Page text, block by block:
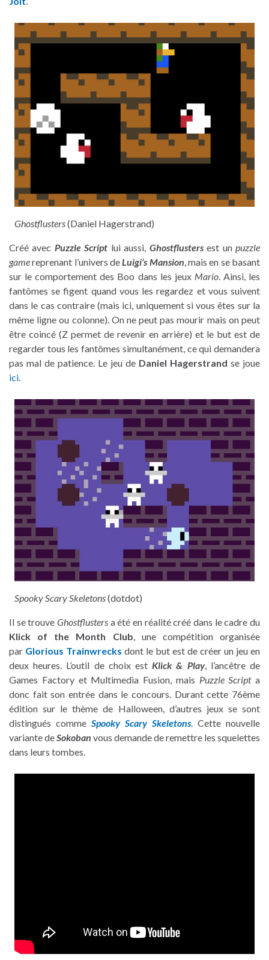
Ghostflusters(Daniel Hagerstrand)
Créé avec Puzzle Script lui aussi, Ghostflusters est unpuzzle
gamereprenant l’univers deLuigi’s Mansion, mais en se basant
sur le comportement des Boo dans les jeux Mario. Ainsi, les
fantômes se figent quand vous les regardez et vous suivent
dans le cas contraire (mais ici, uniquement si vous êtes sur la
même ligne ou colonne). On ne peut pas mourir mais on peut
être coincé (Z permet de revenir en arrière) et le but est de
regarder tous les fantômes simultanément, ce qui demandera
pas mal de patience. Le jeu de Daniel Hagerstrand se joue
ici.
Spooky Scary Skeletons(dotdot)
Il se trouve Ghostflusters a été en réalité créé dans le cadre du
Klick of the Month Club, une compétition organisée
par Glorious Trainwrecks dont le but est de créer un jeu en
deux heures. L’outil de choix estKlick & Play, l’ancêtre de
Games Factory et Multimedia Fusion, mais Puzzle Scripta
donc fait son entrée dans le concours. Durant cette 76ème
édition sur le thème de Halloween, d’autres jeux se sont
distingués comme Spooky Scary Skeletons. Cette nouvelle
variante deSokoban vous demande de remettre les squelettes
dans leurs tombes.